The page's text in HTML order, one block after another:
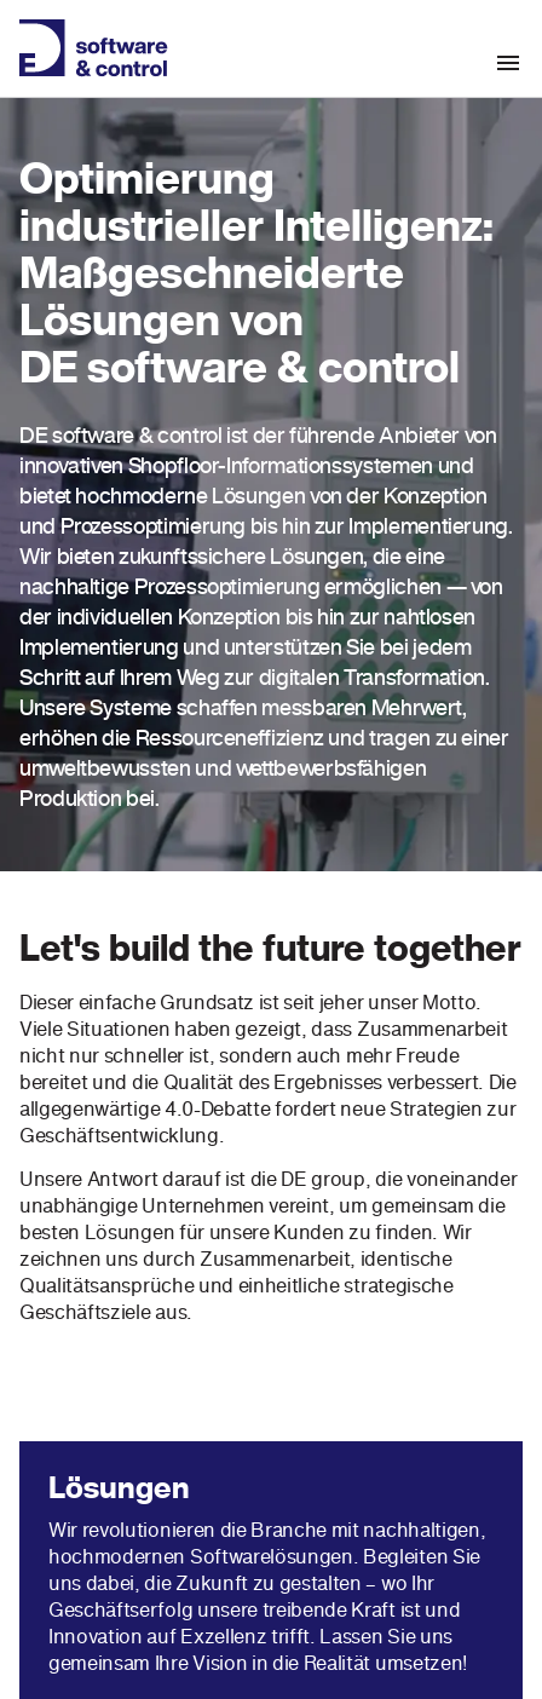
Optimierung
industrieller Intelligenz:
Maßgeschneiderte
Lösungen von
DE software & control
DE software & control ist der führende Anbieter von
innovativen Shopfloor-Informationssystemen und
bietet hochmoderne Lösungen von der Konzeption
und Prozessoptimierung bis hin zur Implementierung.
Wir bieten zukunftssichere Lösungen, die eine
nachhaltige Prozessoptimierung ermöglichen — von
der individuellen Konzeption bis hin zur nahtlosen
Implementierung und unterstützen Sie bei jedem
Schritt auf Ihrem Weg zur digitalen Transformation.
Unsere Systeme schaffen messbaren Mehrwert,
erhöhen die Ressourceneffizienz und tragen zu einer
umweltbewussten und wettbewerbsfähigen
Produktion bei.
Let's build the future together
Dieser einfache Grundsatz ist seit jeher unser Motto.
Viele Situationen haben gezeigt, dass Zusammenarbeit
nicht nur schneller ist, sondern auch mehr Freude
bereitet und die Qualität des Ergebnisses verbessert. Die
allgegenwärtige 4.0-Debatte fordert neue Strategien zur
Geschäftsentwicklung.
Unsere Antwort darauf ist die DE group, die voneinander
unabhängige Unternehmen vereint, um gemeinsam die
besten Lösungen für unsere Kunden zu finden. Wir
zeichnen uns durch Zusammenarbeit, identische
Qualitätsansprüche und einheitliche strategische
Geschäftsziele aus.
Lösungen
Wir revolutionieren die Branche mit nachhaltigen,
hochmodernen Softwarelösungen. Begleiten Sie
uns dabei, die Zukunft zu gestalten – wo Ihr
Geschäftserfolg unsere treibende Kraft ist und
Innovation auf Exzellenz trifft. Lassen Sie uns
gemeinsam Ihre Vision in die Realität umsetzen!